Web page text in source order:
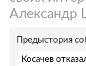
Александр
Предыстория
Косачев